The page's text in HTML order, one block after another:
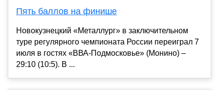
Пять баллов на финише
Новокузнецкий «Металлург» в заключительном
туре регулярного чемпионата России переиграл 7
июля в гостях «ВВА-Подмосковье» (Монино) –
29:10 (10:5). В ...